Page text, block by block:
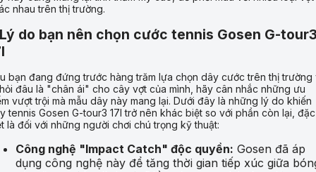
nhau trên thị trường.
do bạn nên chọn cước tennis Gosen G-
bạn đang đứng trước hàng trăm lựa chọn dây cước trên thị trường
đâu là "chân ái" cho cây vợt của mình, hãy cân nhắc những ưu
vượt trội mà mẫu dây này mang lại. Dưới đây là những lý do khiến
tennis Gosen G-tour3 17l trở nên khác biệt so với phần còn lại, đặc
là đối với những người chơi chú trọng kỹ thuật:
Công nghệ "Impact Catch" độc quyền: Gosen đã áp
dụng công nghệ này để tăng thời gian tiếp xúc giữa